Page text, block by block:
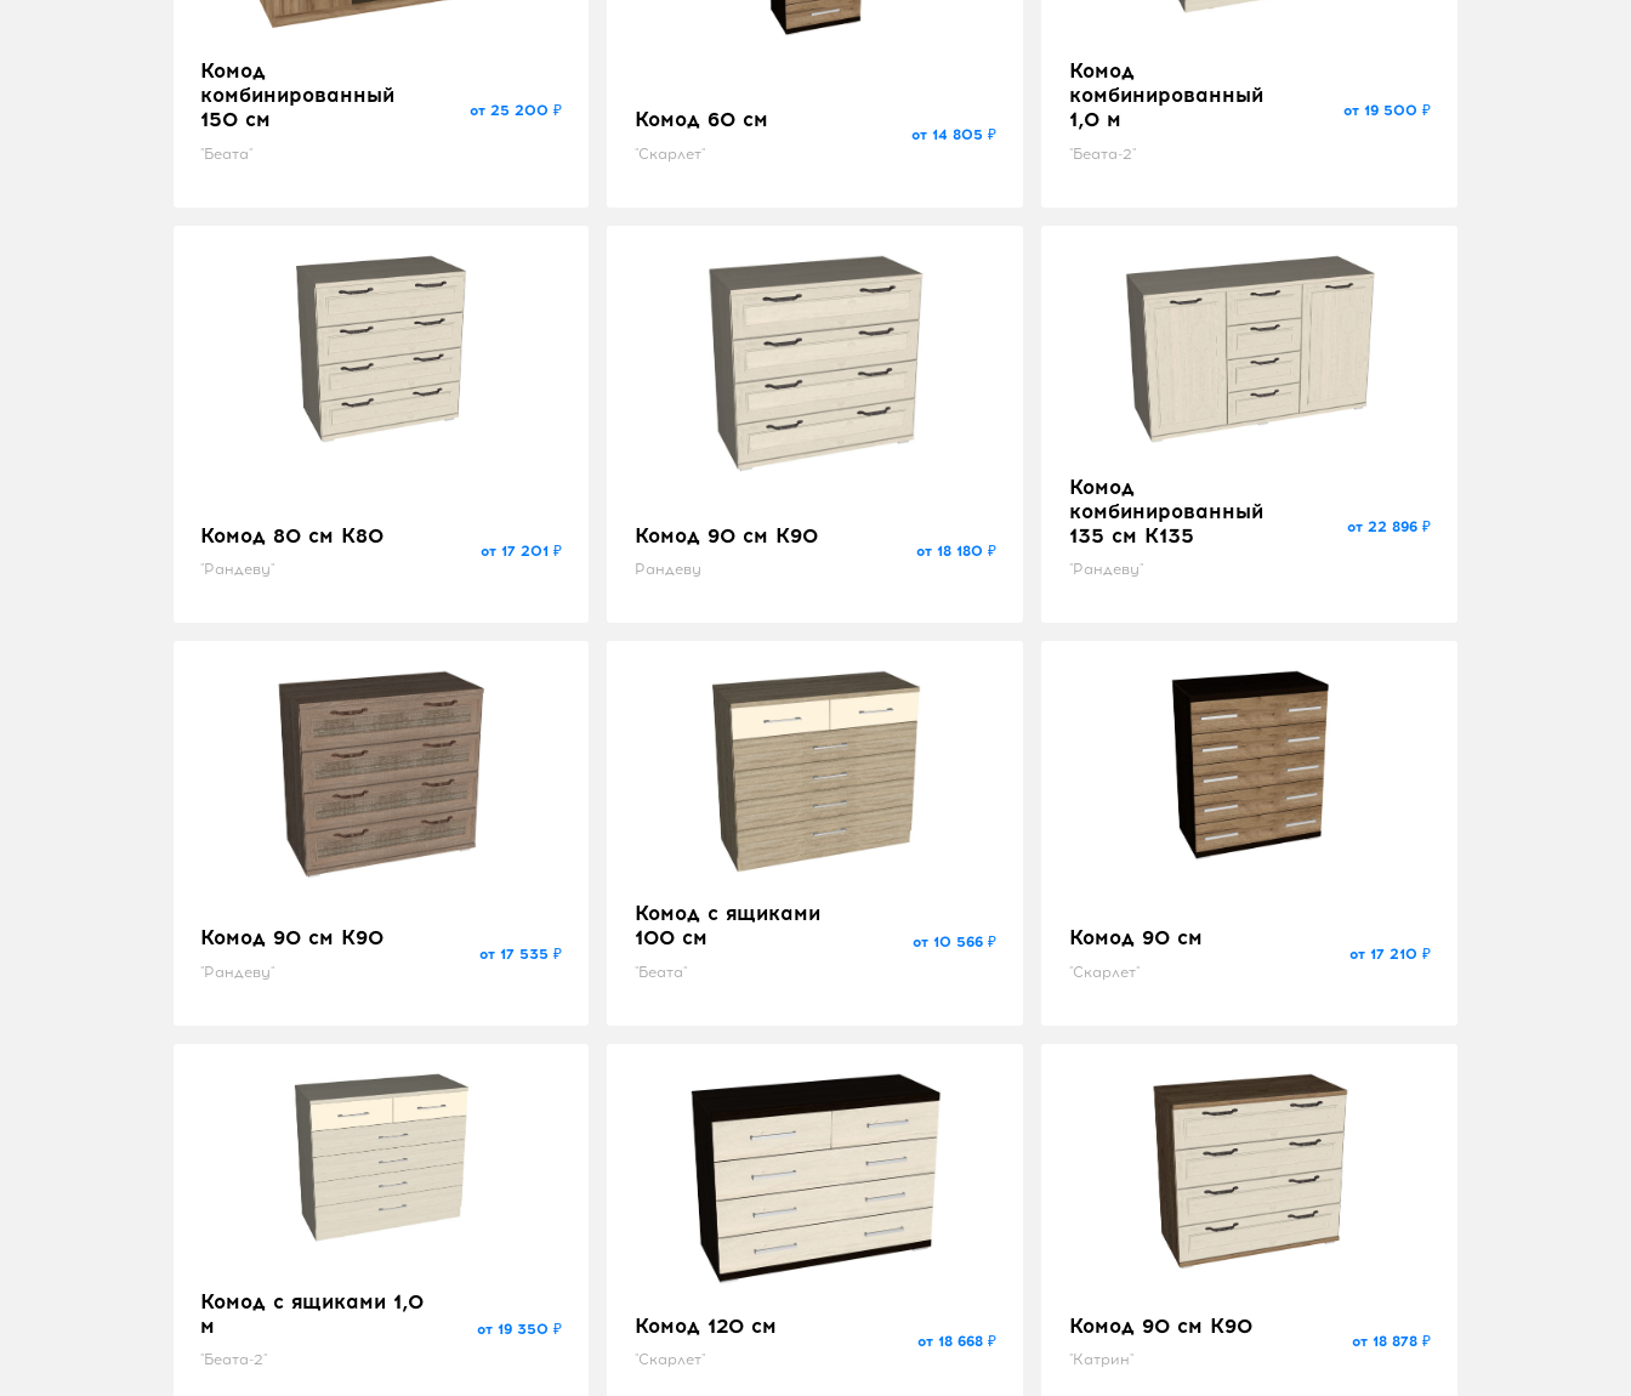
Комод
комбинированный
150 см
"Беата"
от 25 200 ₽ Комод 60 см
"Скарлет"
от 14 805 ₽
Комод
комбинированный
1,0 м
"Беата-2"
от 19 500 ₽
Комод 80 см K80
"Рандеву"
от 17 201 ₽
Комод 90 см K90
Рандеву
от 18 180 ₽
Комод
комбинированный
135 см K135
"Рандеву"
от 22 896 ₽
Комод 90 см K90
"Рандеву"
от 17 535 ₽
Комод с ящиками
100 см
"Беата"
от 10 566 ₽ Комод 90 см
"Скарлет"
от 17 210 ₽
Комод с ящиками 1,0
м
"Беата-2"
от 19 350 ₽ Комод 120 см
"Скарлет"
от 18 668 ₽
Комод 90 см K90
"Катрин"
от 18 878 ₽